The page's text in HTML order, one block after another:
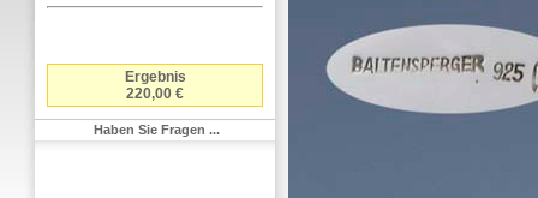
Ergebnis
220,00 €
Haben Sie Fragen ...